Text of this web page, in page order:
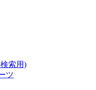
索用)
ツ